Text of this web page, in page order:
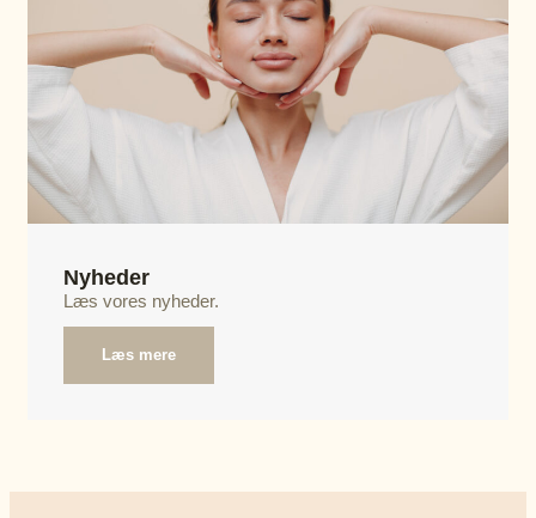
Nyheder
Læs vores nyheder.
Læs mere